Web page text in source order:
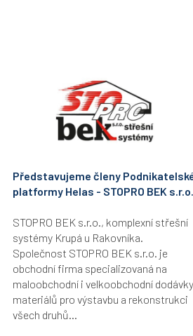
Představujeme členy
platformy Helas - STOPRO BEK s.r.o.
STOPRO BEK s.r.o., komplexní střešní
systémy Krupá u Rakovníka.
Společnost STOPRO BEK s.r.o. je
obchodní firma specializovaná na
maloobchodní i velkoobchodní dodávky
materiálů pro výstavbu a rekonstrukci
všech druhů...